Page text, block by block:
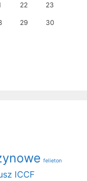
22 23
29 30
felieton
ICCF